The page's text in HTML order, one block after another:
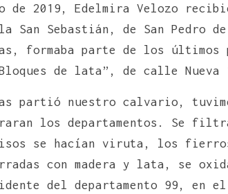
de 2019, Edelmira Velozo
San Sebastián, de San Pedro
formaba parte de los últimos
de lata”, de calle
partió nuestro calvario,
los departamentos. Se
se hacían viruta, los
con madera y lata, se
del departamento 99, en